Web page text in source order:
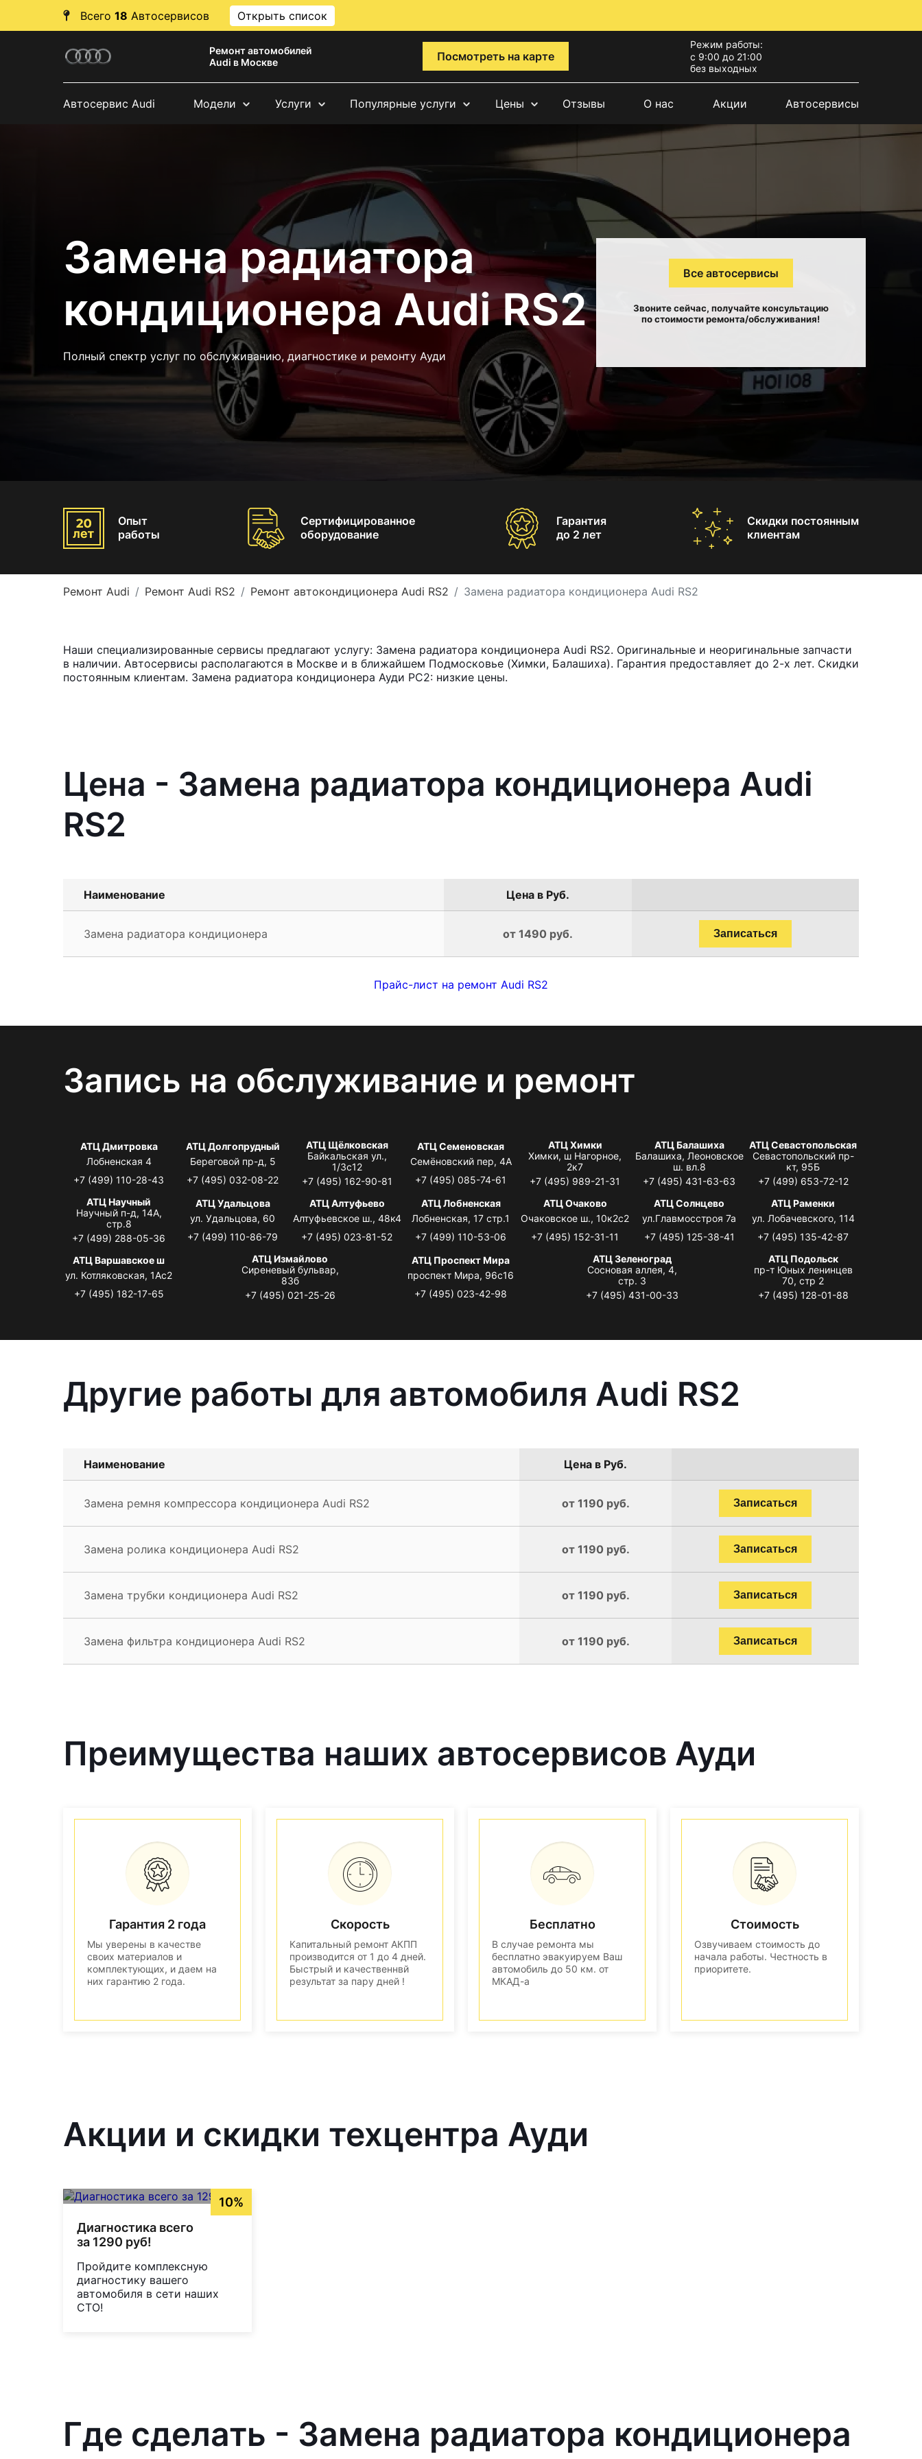
Всего 18 Автосервисов Открыть список
Ремонт автомобилей
Audi в Москве
Посмотреть на карте
Режим работы:
с 9:00 до 21:00
без выходных
Автосервис Audi Модели Услуги Популярные услуги Цены Отзывы О нас Акции Автосервисы
Замена радиатора
кондиционера Audi RS2
Полный спектр услуг по обслуживанию, диагностике и ремонту Ауди
Все автосервисы
Звоните сейчас, получайте консультацию
по стоимости ремонта/обслуживания!
Опыт
работы
Сертифицированное
оборудование
Гарантия
до 2 лет
Скидки постоянным
клиентам
Ремонт Audi Ремонт Audi RS2 Ремонт автокондиционера Audi RS2 Замена радиатора кондиционера Audi RS2
Наши специализированные сервисы предлагают услугу: Замена радиатора кондиционера Audi RS2. Оригинальные и неоригинальные запчасти
в наличии. Автосервисы располагаются в Москве и в ближайшем Подмосковье (Химки, Балашиха). Гарантия предоставляет до 2-х лет. Скидки
постоянным клиентам. Замена радиатора кондиционера Ауди РС2: низкие цены.
Цена - Замена радиатора кондиционера Audi
RS2
Наименование Цена в Руб.
Замена радиатора кондиционера от 1490 руб. Записаться
Прайс-лист на ремонт Audi RS2
Запись на обслуживание и ремонт
АТЦ Дмитровка
Лобненская 4
+7 (499) 110-28-43
АТЦ Долгопрудный
Береговой пр-д, 5
+7 (495) 032-08-22
АТЦ Щёлковская
Байкальская ул.,
1/3с12
+7 (495) 162-90-81
АТЦ Семеновская
Семёновский пер, 4А
+7 (495) 085-74-61
АТЦ Химки
Химки, ш Нагорное,
2к7
+7 (495) 989-21-31
АТЦ Балашиха
Балашиха, Леоновское
ш. вл.8
+7 (495) 431-63-63
АТЦ Севастопольская
Севастопольский пр-
кт, 95Б
+7 (499) 653-72-12
АТЦ Научный
Научный п-д, 14А,
стр.8
+7 (499) 288-05-36
АТЦ Удальцова
ул. Удальцова, 60
+7 (499) 110-86-79
АТЦ Алтуфьево
Алтуфьевское ш., 48к4
+7 (495) 023-81-52
АТЦ Лобненская
Лобненская, 17 стр.1
+7 (499) 110-53-06
АТЦ Очаково
Очаковское ш., 10к2с2
+7 (495) 152-31-11
АТЦ Солнцево
ул.Главмосстроя 7а
+7 (495) 125-38-41
АТЦ Раменки
ул. Лобачевского, 114
+7 (495) 135-42-87
АТЦ Варшавское ш
ул. Котляковская, 1Ас2
+7 (495) 182-17-65
АТЦ Измайлово
Сиреневый бульвар,
83б
+7 (495) 021-25-26
АТЦ Проспект Мира
проспект Мира, 96с16
+7 (495) 023-42-98
АТЦ Зеленоград
Сосновая аллея, 4,
стр. 3
+7 (495) 431-00-33
АТЦ Подольск
пр-т Юных ленинцев
70, стр 2
+7 (495) 128-01-88
Другие работы для автомобиля Audi RS2
Наименование Цена в Руб.
Замена ремня компрессора кондиционера Audi RS2 от 1190 руб. Записаться
Замена ролика кондиционера Audi RS2 от 1190 руб. Записаться
Замена трубки кондиционера Audi RS2 от 1190 руб. Записаться
Замена фильтра кондиционера Audi RS2 от 1190 руб. Записаться
Преимущества наших автосервисов Ауди
Гарантия 2 года
Мы уверены в качестве
своих материалов и
комплектующих, и даем на
них гарантию 2 года.
Скорость
Капитальный ремонт АКПП
производится от 1 до 4 дней.
Быстрый и качественнвй
результат за пару дней !
Бесплатно
В случае ремонта мы
бесплатно эвакуируем Ваш
автомобиль до 50 км. от
МКАД-а
Стоимость
Озвучиваем стоимость до
начала работы. Честность в
приоритете.
Акции и скидки техцентра Ауди
10%
Диагностика всего
за 1290 руб!
Пройдите комплексную
диагностику вашего
автомобиля в сети наших
СТО!
Где сделать - Замена радиатора кондиционера